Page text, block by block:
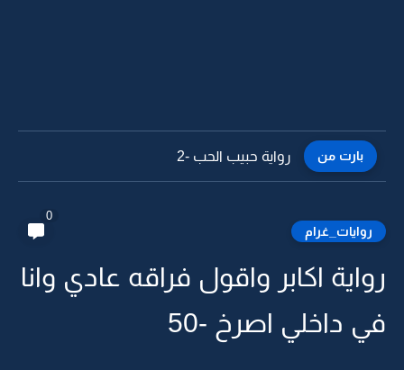
بارت من رواية حبيب الحب -1
روايات_غرام
0
رواية اكابر واقول فراقه عادي وانا
في داخلي اصرخ -50